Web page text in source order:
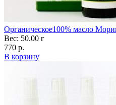
Органическое100% масло
Вес: 50.00 г
770 р.
В корзину